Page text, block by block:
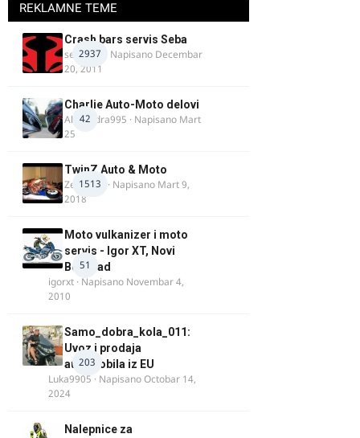
REKLAMNE TEME
2937
Crash bars servis Seba
seba011 · Napisano Decembar
20, 2011
42
Charlie Auto-Moto delovi
Alexandra995 · Napisano Mart
25
1513
TwinZ Auto & Moto
Zeljkamp · Napisano Mart 9,
2018
51
Moto vulkanizer i moto
servis - Igor XT, Novi
Beograd
igorxt · Napisano Novembar 4,
2010
203
Samo_dobra_kola_011:
Uvoz i prodaja
automobila iz EU
Luka9905 · NapisanoOctobar 14,
2024
Nalepnice za